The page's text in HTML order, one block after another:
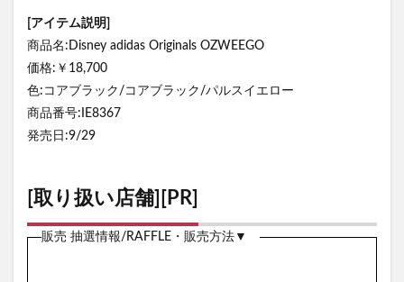
[アイテム説明]
商品名:Disney adidas Originals OZWEEGO
価格:￥18,700
色:コアブラック/コアブラック/パルスイエロー
商品番号:IE8367
発売日:9/29
[取り扱い店舗][PR]
販売 抽選情報/RAFFLE・販売方法▼